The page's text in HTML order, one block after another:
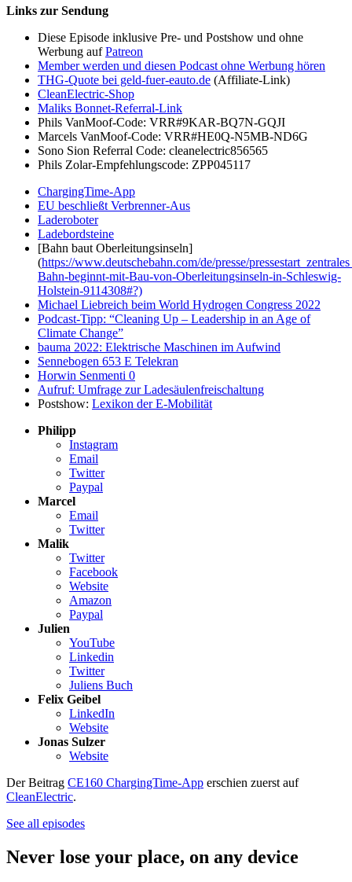
Links zur Sendung
Diese Episode inklusive Pre- und Postshow und ohne
Werbung aufPatreon
Member werden und diesen Podcast ohne Werbung hören
THG-Quote bei geld-fuer-eauto.de (Affiliate-Link)
CleanElectric-Shop
Maliks Bonnet-Referral-Link
Phils VanMoof-Code: VRR#9KAR-BQ7N-GQJI
Marcels VanMoof-Code: VRR#HE0Q-N5MB-ND6G
Sono Sion Referral Code: cleanelectric856565
Phils Zolar-Empfehlungscode: ZPP045117
ChargingTime-App
EU beschließt Verbrenner-Aus
Laderoboter
Ladebordsteine
[Bahn baut Oberleitungsinseln]
(https://www.deutschebahn.com/de/presse/
Bahn-beginnt-mit-Bau-von-Oberleitungsinseln-in-Schleswig-
Holstein-9114308#?)
Michael Liebreich beim World Hydrogen Congress 2022
Podcast-Tipp: “Cleaning Up – Leadership in an Age of
Climate Change”
bauma 2022: Elektrische Maschinen im Aufwind
Sennebogen 653 E Telekran
Horwin Senmenti 0
Aufruf: Umfrage zur Ladesäulenfreischaltung
Postshow: Lexikon der E-Mobilität
Philipp
Instagram
Email
Twitter
Paypal
Marcel
Email
Twitter
Malik
Twitter
Facebook
Website
Amazon
Paypal
Julien
YouTube
Linkedin
Twitter
Juliens Buch
Felix Geibel
LinkedIn
Website
Jonas Sulzer
Website
Der Beitrag CE160 ChargingTime-App erschien zuerst auf
CleanElectric.
See all episodes
Never lose your place, on any device